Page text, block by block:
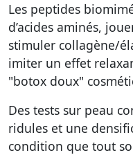
Les peptides
d’acides aminés,
stimuler collagène/
imiter un effet
"botox doux"
Des tests sur peau
ridules et une
condition que tout